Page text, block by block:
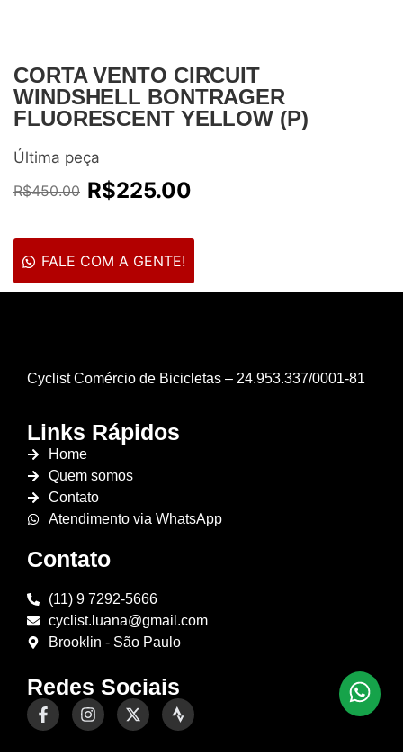
CORTA VENTO CIRCUIT
WINDSHELL BONTRAGER
FLUORESCENT YELLOW (P)
Última peça
R$450.00 R$225.00
FALE COM A GENTE!
Cyclist Comércio de Bicicletas – 24.953.337/0001-81
Links Rápidos
Home
Quem somos
Contato
Atendimento via WhatsApp
Contato
(11) 9 7292-5666
cyclist.luana@gmail.com
Brooklin - São Paulo
Redes Sociais